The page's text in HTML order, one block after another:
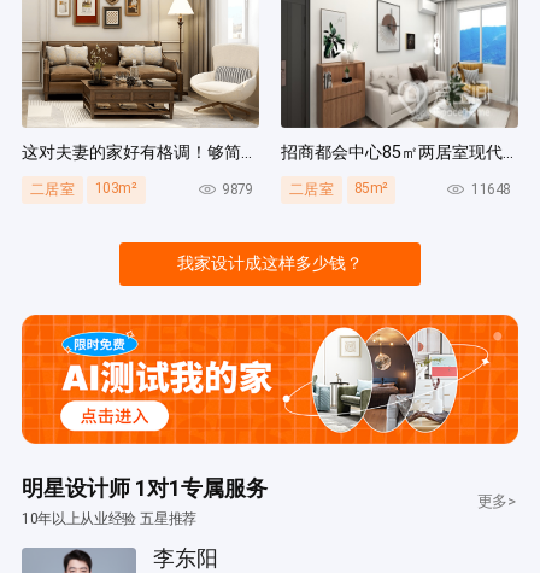
这对夫妻的家好有格调！够简洁还复古，好打扫卫生太贴心~
二居室 103m² 9879
招商都会中心85㎡两居室现代简约风装修案例
二居室 85m² 11648
我家设计成这样多少钱？
明星设计师 1对1专属服务
10年以上从业经验 五星推荐
更多>
李东阳